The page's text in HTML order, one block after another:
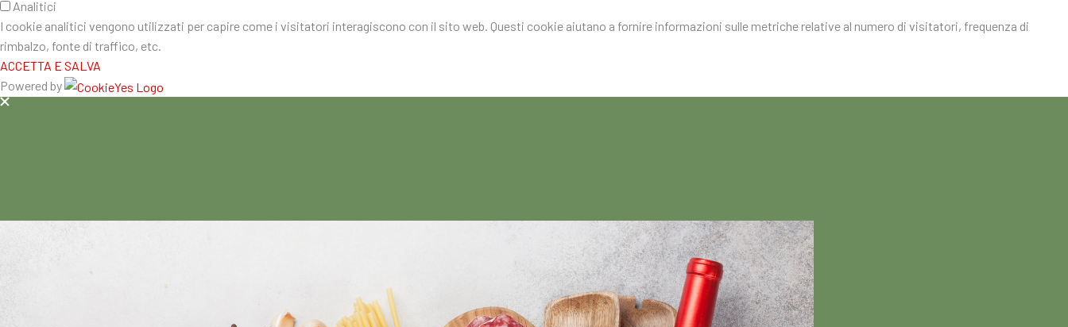
Analitici
I cookie analitici vengono utilizzati per capire come i visitatori interagiscono con il sito web. Questi cookie aiutano a fornire informazioni sulle metriche relative al numero di visitatori, frequenza di
rimbalzo, fonte di traffico, etc.
ACCETTA E SALVA
Powered by